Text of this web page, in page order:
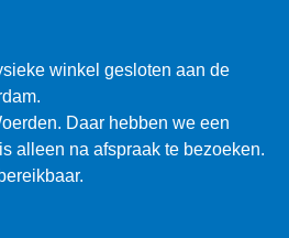
winkel gesloten aan de
Daar hebben we een
alleen na afspraak te bezoeken.